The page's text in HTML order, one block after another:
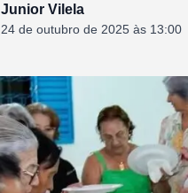
Junior Vilela
24 de outubro de 2025 às 13:00